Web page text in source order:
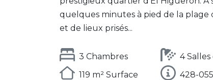
quelques minutes à pied de la plage
et de lieux prisés...
3 Chambres
4
119 m² Surface
428-